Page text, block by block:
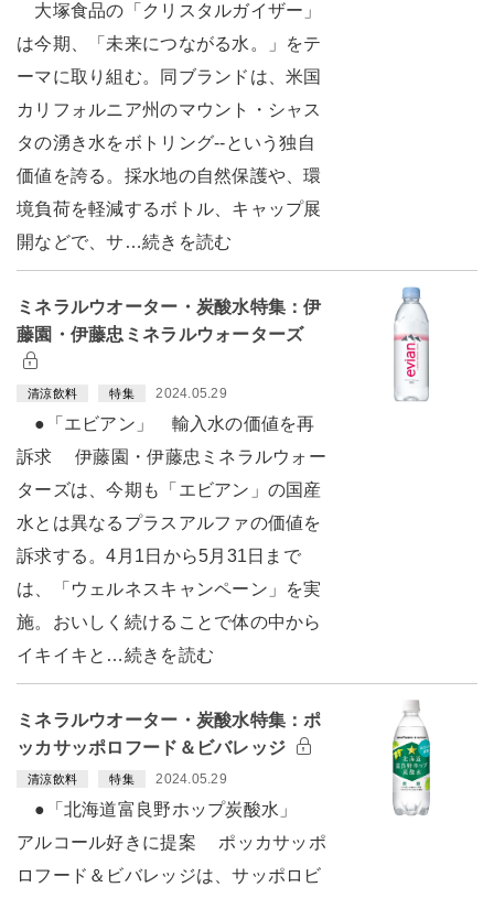
大塚食品の「クリスタルガイザー」
は今期、「未来につながる水。」をテ
ーマに取り組む。同ブランドは、米国
カリフォルニア州のマウント・シャス
タの湧き水をボトリング--という独自
価値を誇る。採水地の自然保護や、環
境負荷を軽減するボトル、キャップ展
開などで、サ…続きを読む
ミネラルウオーター・炭酸水特集：伊
藤園・伊藤忠ミネラルウォーターズ
清涼飲料 特集 2024.05.29
●「エビアン」 輸入水の価値を再
訴求 伊藤園・伊藤忠ミネラルウォー
ターズは、今期も「エビアン」の国産
水とは異なるプラスアルファの価値を
訴求する。4月1日から5月31日まで
は、「ウェルネスキャンペーン」を実
施。おいしく続けることで体の中から
イキイキと…続きを読む
ミネラルウオーター・炭酸水特集：ポ
ッカサッポロフード＆ビバレッジ
清涼飲料 特集 2024.05.29
●「北海道富良野ホップ炭酸水」
アルコール好きに提案 ポッカサッポ
ロフード＆ビバレッジは、サッポロビ